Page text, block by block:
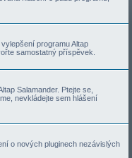
programu Altap
samostatný příspěvek.
Salamander. Ptejte se,
nevkládejte sem hlášení
o nových pluginech nezávislých